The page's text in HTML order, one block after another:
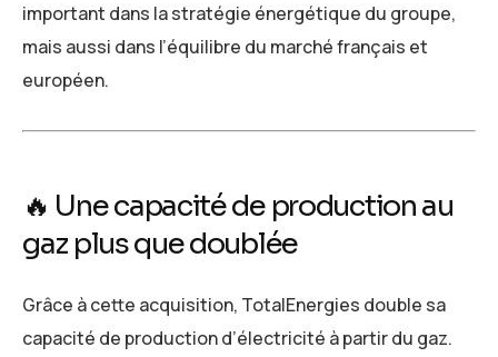
important dans la stratégie énergétique du groupe,
mais aussi dans l’équilibre du marché français et
européen.
🔥 Une capacité de production au
gaz plus que doublée
Grâce à cette acquisition, TotalEnergies double sa
capacité de production d’électricité à partir du gaz.